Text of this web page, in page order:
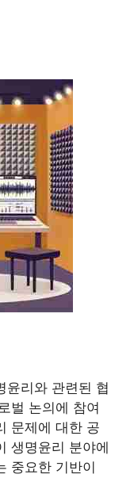
윤리와 관련된 협
벌 논의에 참여
문제에 대한 공
생명윤리 분야에
중요한 기반이